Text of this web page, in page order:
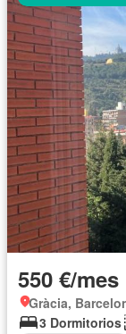
550 €/mes
Gràcia,
3 Dormitorios